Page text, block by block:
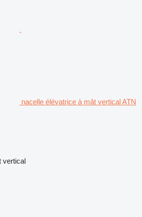
nacelle élévatrice à mât vertical ATN
vertical